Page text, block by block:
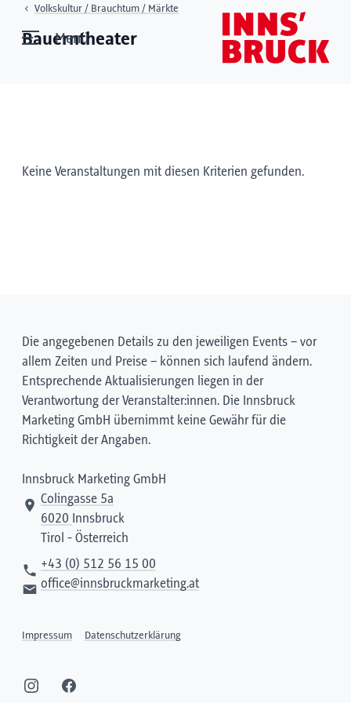
Menü
Volkskultur / Brauchtum / Märkte
Bauerntheater
Keine Veranstaltungen mit diesen Kriterien gefunden.
Die angegebenen Details zu den jeweiligen Events – vor
allem Zeiten und Preise – können sich laufend ändern.
Entsprechende Aktualisierungen liegen in der
Verantwortung der Veranstalter:innen. Die Innsbruck
Marketing GmbH übernimmt keine Gewähr für die
Richtigkeit der Angaben.
Innsbruck Marketing GmbH
Colingasse 5a
6020 Innsbruck
Tirol - Österreich
+43 (0) 512 56 15 00
office@innsbruckmarketing.at
Impressum Datenschutzerklärung